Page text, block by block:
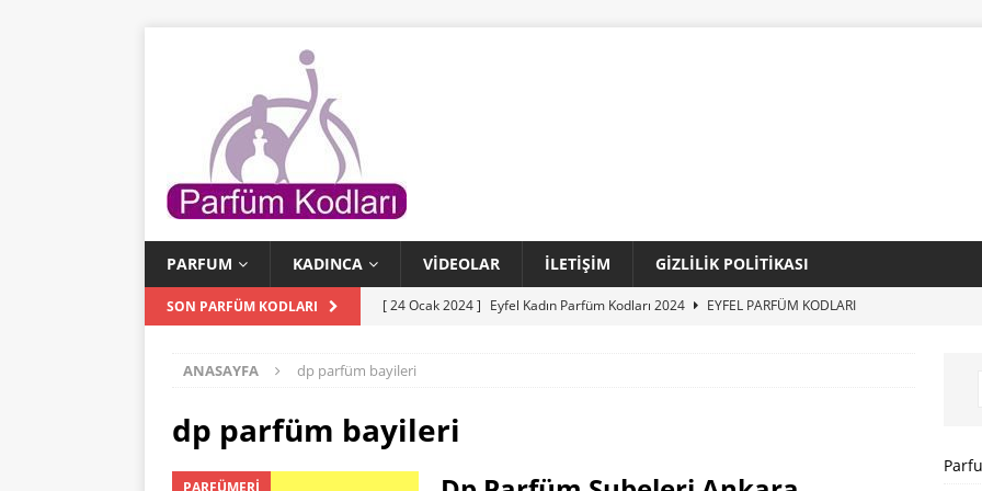
PARFUM KADINCA VIDEOLAR İLETIŞIM GIZLILIK POLITIKASI
SON PARFÜM KODLARI [ 24 Ocak 2024 ] Eyfel Kadın Parfüm Kodları 2024
EYFEL PARFÜM KODLARI
KODLARI
[ 23 Ocak 2024 ]
PARFÜM KODLARI
ANASAYFA dp parfüm bayileri
dp parfüm bayileri
PARFÜMERI